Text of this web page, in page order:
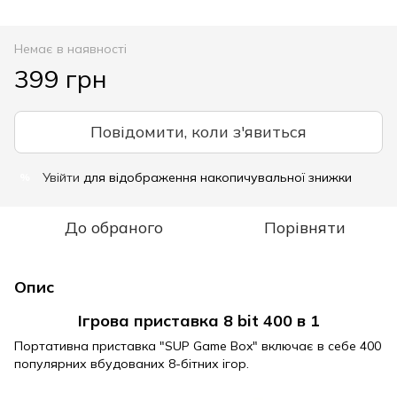
Немає в наявності
399 грн
Повідомити, коли з'явиться
Увійти для відображення накопичувальної знижки
До обраного Порівняти
Опис
Ігрова приставка 8 bit 400 в 1
Портативна приставка "SUP Game Box" включає в себе 400
популярних вбудованих 8-бітних ігор.